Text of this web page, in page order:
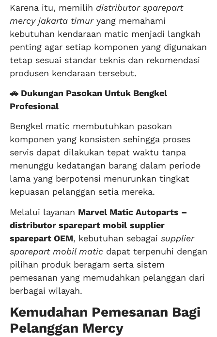
Karena itu, memilih distributor sparepart
mercy jakarta timuryang memahami
kebutuhan kendaraan matic menjadi langkah
penting agar setiap komponen yang digunakan
tetap sesuai standar teknis dan rekomendasi
produsen kendaraan tersebut.
🚗 Dukungan Pasokan Untuk Bengkel
Profesional
Bengkel matic membutuhkan pasokan
komponen yang konsisten sehingga proses
servis dapat dilakukan tepat waktu tanpa
menunggu kedatangan barang dalam periode
lama yang berpotensi menurunkan tingkat
kepuasan pelanggan setia mereka.
Melalui layanan Marvel Matic Autoparts –
distributor sparepart mobil supplier
sparepart OEM, kebutuhan sebagai supplier
sparepart mobil matic dapat terpenuhi dengan
pilihan produk beragam serta sistem
pemesanan yang memudahkan pelanggan dari
berbagai wilayah.
Kemudahan Pemesanan Bagi
Pelanggan Mercy